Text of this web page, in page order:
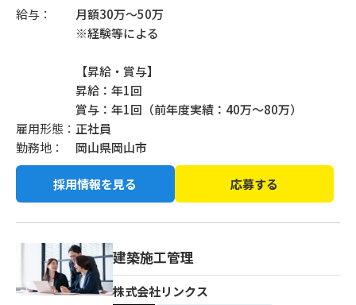
給与：
月額30万～50万
※経験等による
【昇給・賞与】
昇給：年1回
賞与：年1回（前年度実績：40万～80万）
雇用形態： 正社員
勤務地：
岡山県岡山市
採用情報を見る 応募する
建築施工管理
株式会社リンクス